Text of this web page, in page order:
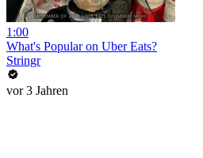
1:00
What's Popular on Uber Eats?
Stringr
vor 3 Jahren